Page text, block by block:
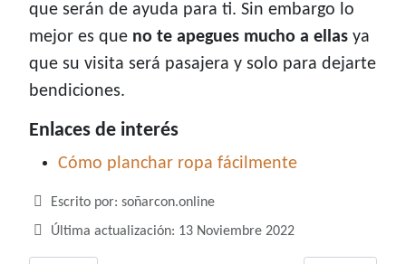
que serán de ayuda para ti. Sin embargo lo
mejor es que no te apegues mucho a ellas ya
que su visita será pasajera y solo para dejarte
bendiciones.
Enlaces de interés
Cómo planchar ropa fácilmente
Detalles
Escrito por: soñarcon.online
Última actualización: 13 Noviembre 2022